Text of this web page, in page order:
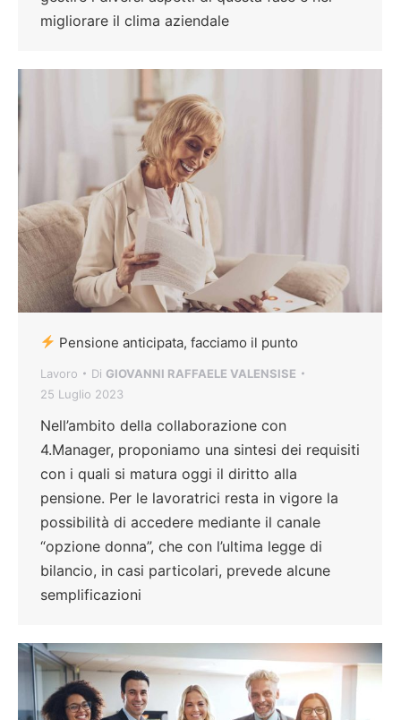
migliorare il clima aziendale
Pensione anticipata, facciamo il punto
Lavoro Di GIOVANNI RAFFAELE VALENSISE
25 Luglio 2023
Nell’ambito della collaborazione con
4.Manager, proponiamo una sintesi dei requisiti
con i quali si matura oggi il diritto alla
pensione. Per le lavoratrici resta in vigore la
possibilità di accedere mediante il canale
“opzione donna”, che con l’ultima legge di
bilancio, in casi particolari, prevede alcune
semplificazioni